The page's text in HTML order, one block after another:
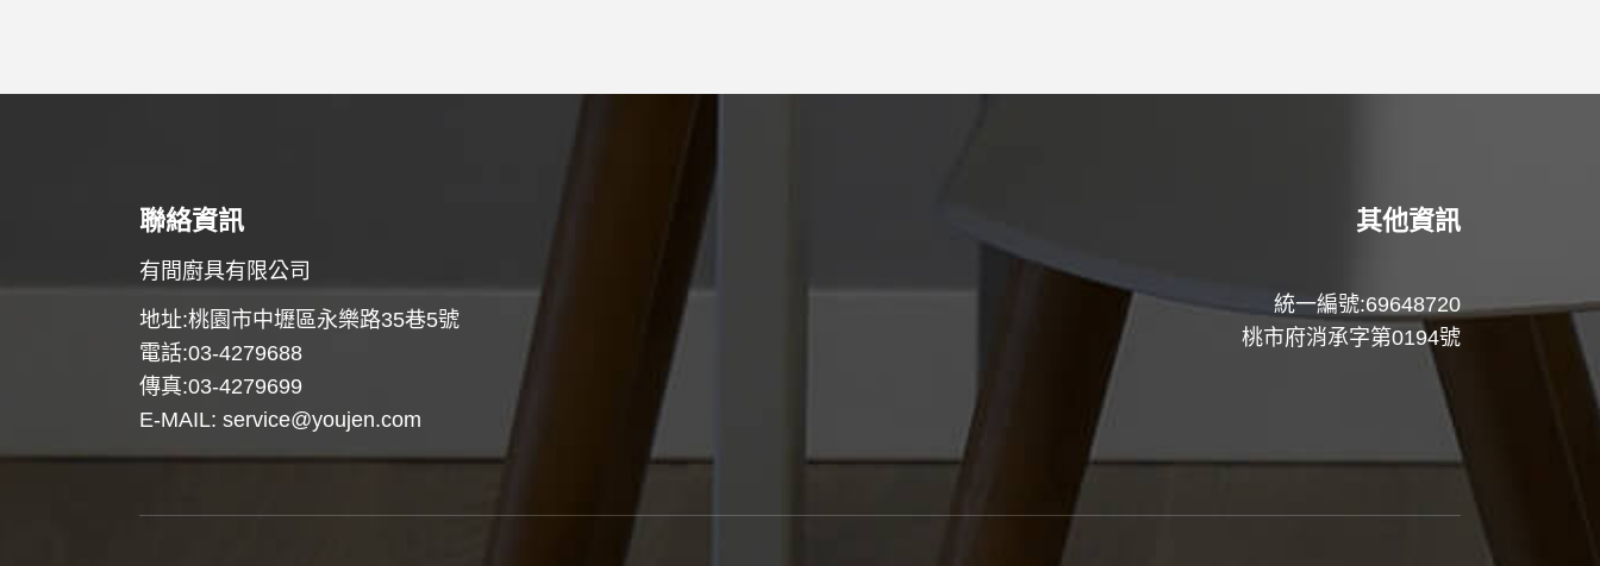
聯絡資訊
有間廚具有限公司
地址:桃園市中壢區永樂路35巷5號
電話:03-4279688
傳真:03-4279699
E-MAIL: service@youjen.com
其他資訊
統一編號:69648720
桃市府消承字第0194號